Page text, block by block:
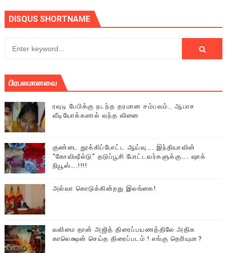
DISQUS SHORTNAME
பிரபலமானவை
ரவுடி பேபிக்கு நடந்த தரமான சம்பவம்.. ஆபாச
வீடியோக்களால் வந்த வினை
குண்டை தூக்கிப்போட்ட ஆய்வு…. இந்தியாவின்
“கோவிஷீல்டு” தடுப்பூசி போட்டவர்களுக்கு…. ஷாக்
நியூஸ்….!!!!
அல்வா கொடுக்கின்றது இலங்கை!
வலிமை தான் அஜித் திரைப்பயணத்திலே அதிக
காலெக்ஷன் செய்த திரைப்படம் ! எங்கு தெரியுமா?